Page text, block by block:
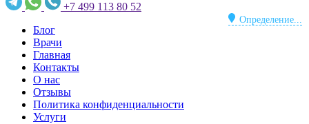
+7 499 113 80 52
Определение...
Блог
Врачи
Главная
Контакты
О нас
Отзывы
Политика конфиденциальности
Услуги